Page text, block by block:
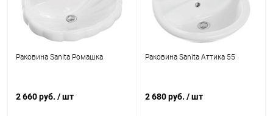
Раковина Sanita Ромашка
2 660 руб. / шт
Раковина Sanita Аттика 55
2 680 руб. / шт